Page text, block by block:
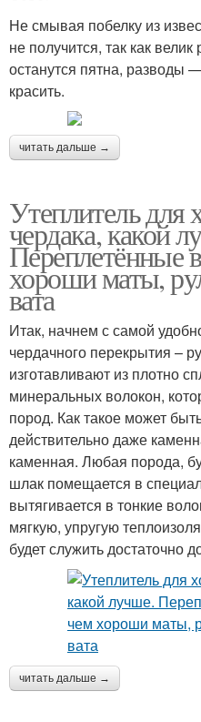
Не смывая побелку из
не получится, так как
останутся пятна, разводы
красить.
читать дальше →
Утеплитель для
чердака, какой
Переплетённые
хороши маты,
вата
Итак, начнем с самой
чердачного перекрытия –
изготавливают из плотно
минеральных волокон,
пород. Как такое может
действительно даже
каменная. Любая порода,
шлак помещается в
вытягивается в тонкие
мягкую, упругую
будет служить достаточно
читать дальше →